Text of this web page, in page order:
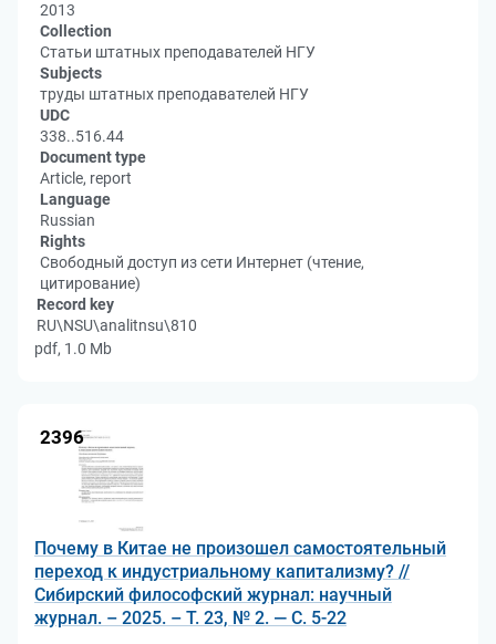
2013
Collection
Статьи штатных преподавателей НГУ
Subjects
труды штатных преподавателей НГУ
UDC
338..516.44
Document type
Article, report
Language
Russian
Rights
Свободный доступ из сети Интернет (чтение,
цитирование)
Record key
RU\NSU\analitnsu\810
pdf, 1.0 Mb
2396
Почему в Китае не произошел самостоятельный
переход к индустриальному капитализму? //
Сибирский философский журнал: научный
журнал. – 2025. – Т. 23, № 2. — С. 5-22